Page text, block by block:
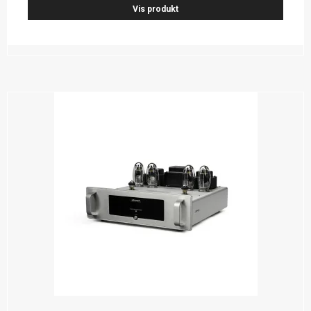
Vis produkt